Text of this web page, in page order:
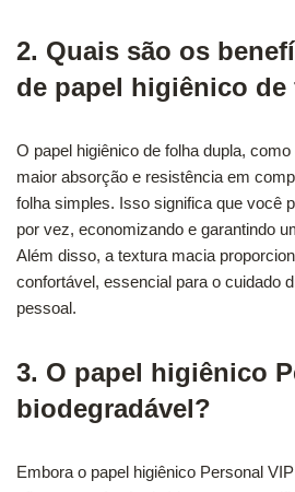
2. Quais são os
de papel higiênico
O papel higiênico de folha dupla,
maior absorção e resistência em
folha simples. Isso significa que você
por vez, economizando e garantindo
Além disso, a textura macia
confortável, essencial para o cuidado
pessoal.
3. O papel higiênico
biodegradável?
Embora o papel higiênico Personal